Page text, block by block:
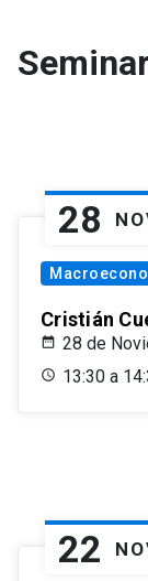
28
Cristián
28 de
13:30 a
22